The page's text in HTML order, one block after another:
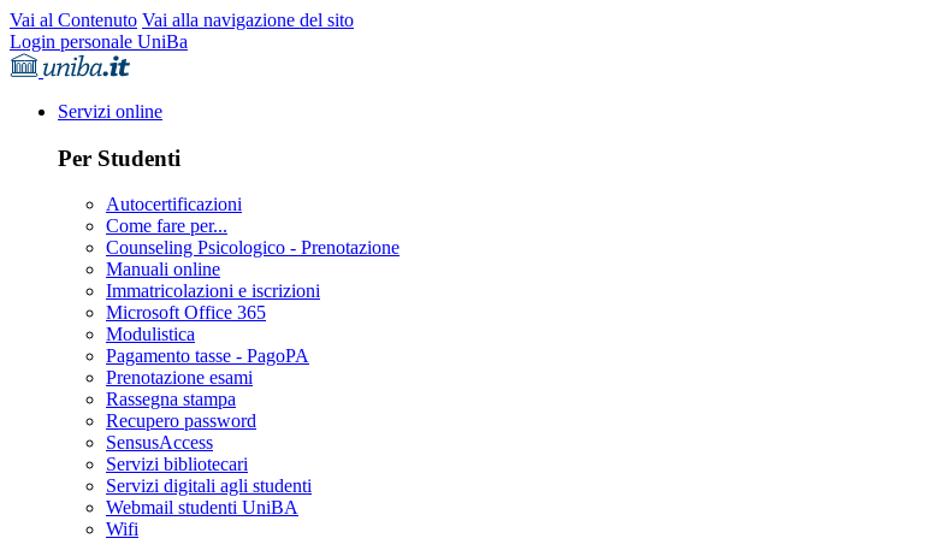
Vai al Contenuto Vai alla navigazione del sito
Login personale UniBa
Servizi online
Per Studenti
Autocertificazioni
Come fare per...
Counseling Psicologico - Prenotazione
Manuali online
Immatricolazioni e iscrizioni
Microsoft Office 365
Modulistica
Pagamento tasse - PagoPA
Prenotazione esami
Rassegna stampa
Recupero password
SensusAccess
Servizi bibliotecari
Servizi digitali agli studenti
Webmail studenti UniBA
Wifi